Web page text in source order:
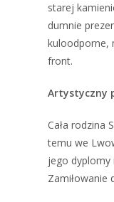
starej
dumnie
kuloodporne,
front.
Artystyczny
Cała rodzina
temu we
jego dyplomy
Zamiłowanie